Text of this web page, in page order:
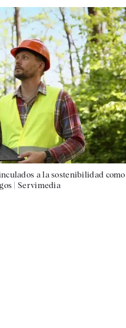
a la sostenibilidad como
|Servimedia